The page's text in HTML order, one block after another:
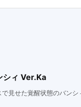
シィ Ver.Ka
見せた覚醒状態のバンシ